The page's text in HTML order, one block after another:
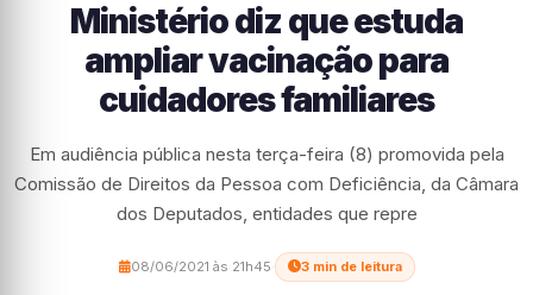
Ministério diz que estuda
ampliar vacinação para
cuidadores familiares
Em audiência pública nesta terça-feira (8) promovida pela
Comissão de Direitos da Pessoa com Deficiência, da Câmara
dos Deputados, entidades que repre
08/06/2021 às 21h45 3 min de leitura